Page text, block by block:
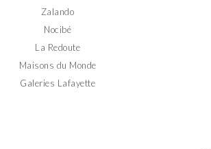
Zalando
Nocibé
La Redoute
Maisons du Monde
Galeries Lafayette